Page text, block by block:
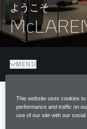
ようこそ
MENU
ようこ
This website uses cookies
performance and traffic on
use of our site with our